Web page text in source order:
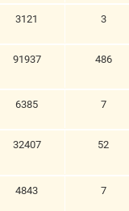
3
3121
486
91937
7
6385
52
32407
7
4843